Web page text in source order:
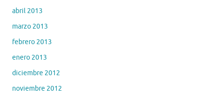
abril 2013
marzo 2013
febrero 2013
enero 2013
diciembre 2012
noviembre 2012